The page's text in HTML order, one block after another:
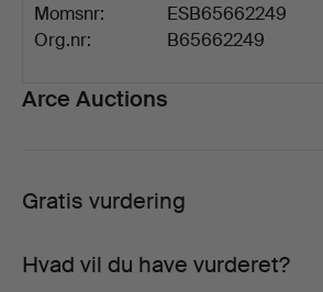
Momsnr:
ESB65662249
Org.nr:
B65662249
Beskrivelse
Arce Auctions
Gratis vurdering
Hvad vil du have vurderet?